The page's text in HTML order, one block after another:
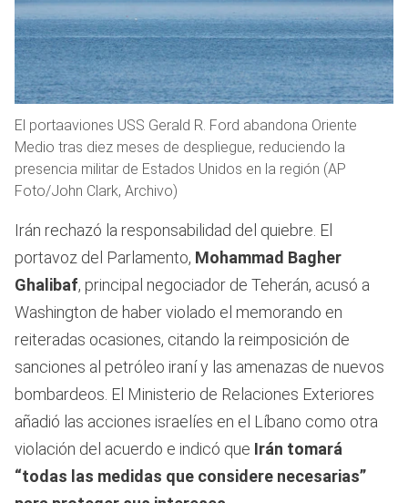
El portaaviones USS Gerald R. Ford abandona Oriente
Medio tras diez meses de despliegue, reduciendo la
presencia militar de Estados Unidos en la región (AP
Foto/John Clark, Archivo)
Irán rechazó la responsabilidad del quiebre. El
portavoz del Parlamento, Mohammad Bagher
Ghalibaf, principal negociador de Teherán, acusó a
Washington de haber violado el memorando en
reiteradas ocasiones, citando la reimposición de
sanciones al petróleo iraní y las amenazas de nuevos
bombardeos. El Ministerio de Relaciones Exteriores
añadió las acciones israelíes en el Líbano como otra
violación del acuerdo e indicó que Irán tomará
“todas las medidas que considere necesarias”